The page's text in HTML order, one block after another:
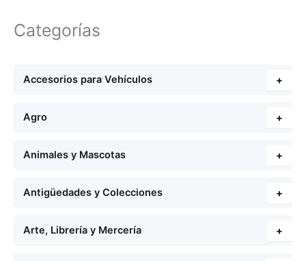
Categorías
Accesorios para Vehículos +
Agro +
Animales y Mascotas +
Antigüedades y Colecciones +
Arte, Librería y Mercería +